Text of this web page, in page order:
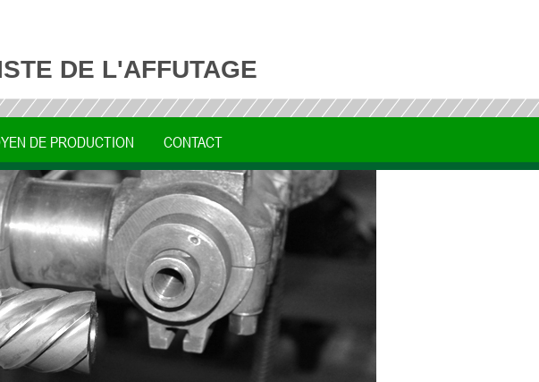
DE L'AFFUTAGE
DE PRODUCTION CONTACT